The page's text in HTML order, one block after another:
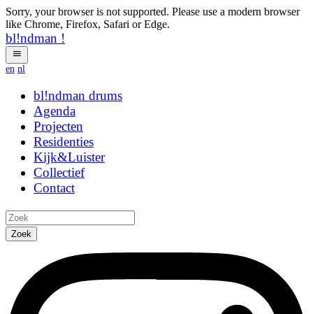
Sorry, your browser is not supported. Please use a modern browser
like Chrome, Firefox, Safari or Edge.
bl!ndman !
en nl
bl!ndman strings
Agenda
Projecten
Residenties
Kijk&Luister
Collectief
Contact
Zoek